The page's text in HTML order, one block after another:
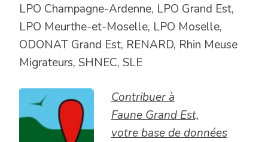
LPO Champagne-Ardenne, LPO Grand Est,
LPO Meurthe-et-Moselle, LPO Moselle,
ODONAT Grand Est, RENARD, Rhin Meuse
Migrateurs, SHNEC, SLE
Contribuer à
Faune Grand Est,
votre base de données